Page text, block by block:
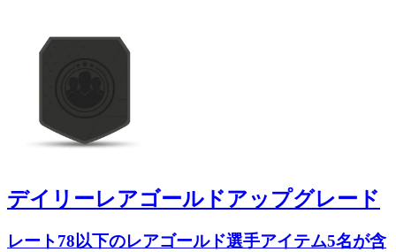
デイリーレアゴールドアップグレード
レート78以下のレアゴールド選手アイテム5名が含